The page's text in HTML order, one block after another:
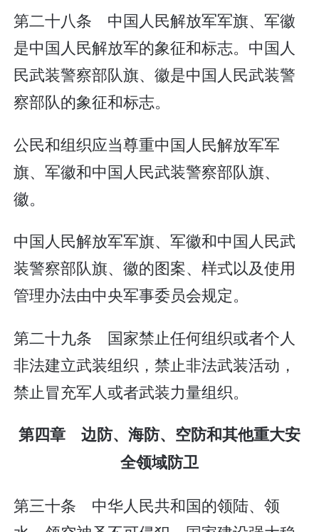
第二十八条 中国人民解放军军旗、军徽
是中国人民解放军的象征和标志。中国人
民武装警察部队旗、徽是中国人民武装警
察部队的象征和标志。
公民和组织应当尊重中国人民解放军军
旗、军徽和中国人民武装警察部队旗、
徽。
中国人民解放军军旗、军徽和中国人民武
装警察部队旗、徽的图案、样式以及使用
管理办法由中央军事委员会规定。
第二十九条 国家禁止任何组织或者个人
非法建立武装组织，禁止非法武装活动，
禁止冒充军人或者武装力量组织。
第四章 边防、海防、空防和其他重大安
全领域防卫
第三十条 中华人民共和国的领陆、领